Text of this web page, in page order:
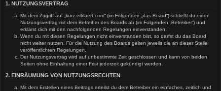
1. NUTZUNGSVERTRAG
Mit dem Zugriff auf „kurz-erklaert.com“ (im Folgenden „das Board“) schließt du einen
Nutzungsvertrag mit dem Betreiber des Boards ab (im Folgenden „Betreiber“) und
erklärst dich mit den nachfolgenden Regelungen einverstanden.
Wenn du mit diesen Regelungen nicht einverstanden bist, so darfst du das Board
nicht weiter nutzen. Für die Nutzung des Boards gelten jeweils die an dieser Stelle
veröffentlichten Regelungen.
Der Nutzungsvertrag wird auf unbestimmte Zeit geschlossen und kann von beiden
Seiten ohne Einhaltung einer Frist jederzeit gekündigt werden.
2. EINRÄUMUNG VON NUTZUNGSRECHTEN
Mit dem Erstellen eines Beitrags erteilst du dem Betreiber ein einfaches, zeitlich und